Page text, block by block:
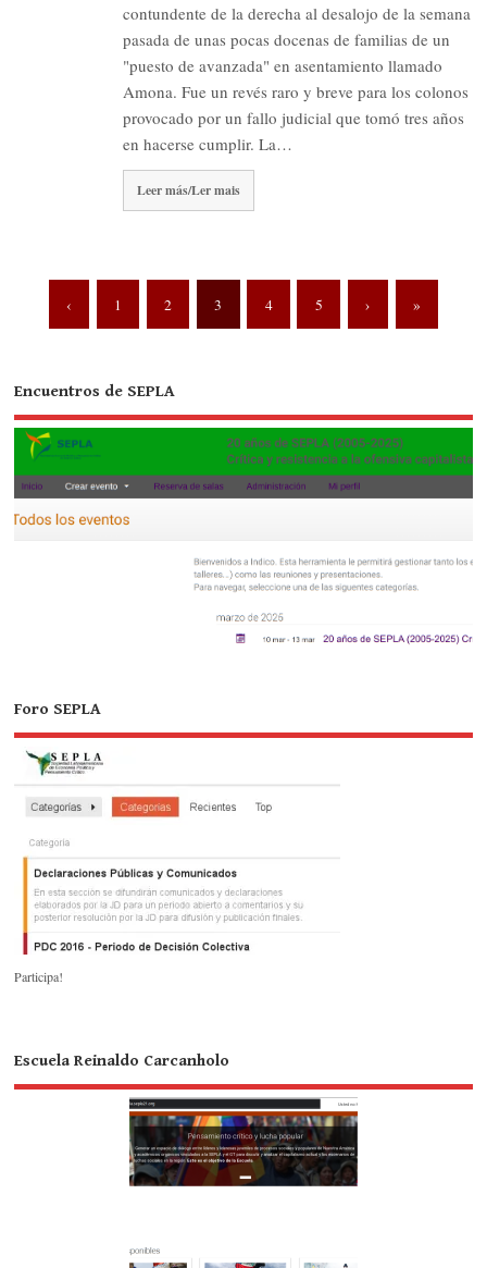
contundente de la derecha al desalojo de la semana
pasada de unas pocas docenas de familias de un
"puesto de avanzada" en asentamiento llamado
Amona. Fue un revés raro y breve para los colonos
provocado por un fallo judicial que tomó tres años
en hacerse cumplir. La…
Leer más/Ler mais
‹ 1 2 3 4 5 › »
Encuentros de SEPLA
Foro SEPLA
Participa!
Escuela Reinaldo Carcanholo